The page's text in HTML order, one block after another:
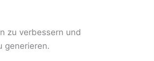
zu verbessern und
generieren.